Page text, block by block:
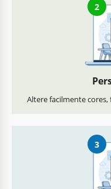
2
Altere facilmente
3